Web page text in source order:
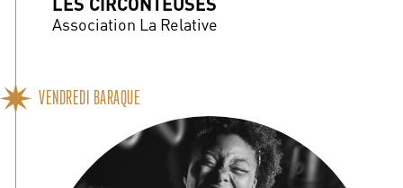
Association La Relative
VENDREDI BARAQUE